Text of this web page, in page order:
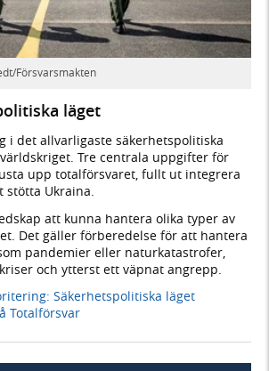
Försvarsmakten
läget
i det allvarligaste säkerhetspolitiska
Tre centrala uppgifter för
upp totalförsvaret, fullt ut integrera
stötta Ukraina.
att kunna hantera olika typer av
Det gäller förberedelse för att hantera
pandemier eller naturkatastrofer,
och ytterst ett väpnat angrepp.
Säkerhetspolitiska läget
Totalförsvar